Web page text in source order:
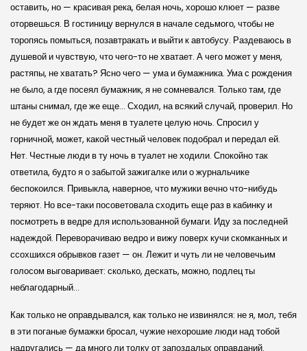
оставить, но — красивая река, белая ночь, хорошо клюет — разве
оторвешься. В гостиницу вернулся в начале седьмого, чтобы не
торопясь помыться, позавтракать и выйти к автобусу. Раздеваюсь в
душевой и чувствую, что чего-то не хватает. А чего может у меня,
растяпы, не хватать? Ясно чего — ума и бумажника. Ума с рождения
не было, а где посеял бумажник, я не сомневался. Только там, где
штаны снимал, где же еще… Сходил, на всякий случай, проверил. Но
не будет же он ждать меня в туалете целую ночь. Спросил у
горничной, может, какой честный человек подобрал и передал ей.
Нет. Честные люди в ту ночь в туалет не ходили. Спокойно так
ответила, будто я о забытой зажигалке или о журнальчике
беспокоился. Привыкла, наверное, что мужики вечно что-нибудь
теряют. Но все-таки посоветовала сходить еще раз в кабинку и
посмотреть в ведре для использованной бумаги. Иду за последней
надеждой. Переворачиваю ведро и вижу поверх кучи скомканных и
ссохшихся обрывков газет — он. Лежит и чуть ли не человечьим
голосом выговаривает: сколько, дескать, можно, подлец ты
неблагодарный…
Как только не оправдывался, как только не извинялся: не я, мол, тебя
в эти поганые бумажки бросал, чужие нехорошие люди над тобой
надругались — да много ли толку от запоздалых оправданий.